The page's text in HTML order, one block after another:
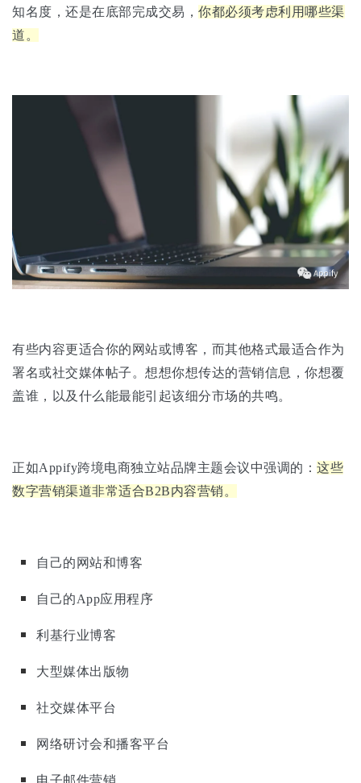
知名度，还是在底部完成交易， 你都必须考虑利用哪些渠
道。
有些内容更适合你的网站或博客，而其他格式最适合作为
署名或社交媒体帖子。想想你想传达的营销信息，你想覆
盖谁，以及什么能最能引起该细分市场的共鸣。
正如Appify跨境电商独立站品牌主题会议中强调的： 这些
数字营销渠道非常适合B2B内容营销。
自己的网站和博客
自己的App应用程序
利基行业博客
大型媒体出版物
社交媒体平台
网络研讨会和播客平台
电子邮件营销